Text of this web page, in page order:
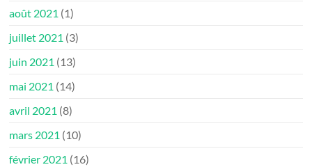
août 2021 (1)
juillet 2021 (3)
juin 2021 (13)
mai 2021 (14)
avril 2021 (8)
mars 2021 (10)
février 2021 (16)